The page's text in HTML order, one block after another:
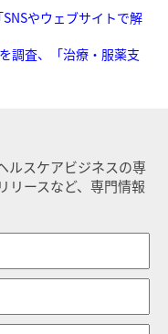
やウェブサイトで解
調査、「治療・服薬支
ルスケアビジネスの専
リースなど、専門情報